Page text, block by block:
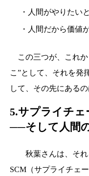
・人間がやりたい
・人間だから価値
この三つが、これか
こ”として、それを発
して、その先にある
5.サプライチェ
──そして人間
秋葉さんは、それ
SCM（サプライチェ